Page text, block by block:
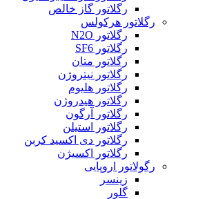
رگلاتور گاز خالص
رگلاتور هرکولس
رگلاتور N2O
رگلاتور SF6
رگلاتور متان
رگلاتور نیتروژن
رگلاتور هلیوم
رگلاتور هیدروژن
رگلاتور آرگون
رگلاتور استیلن
رگلاتور دی اکسید کربن
رگلاتور اکسیژن
رگولاتور اروپایی
زینسر
گلور